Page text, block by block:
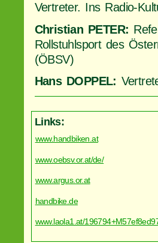
Vertreter. Ins Radio-
Christian PETER:
Rollstuhlsport des
(ÖBSV)
Hans DOPPEL:
Links:
www.handbiken.at
www.oebsv.or.at/de/
www.argus.or.at
handbike.de
www.laola1.at/